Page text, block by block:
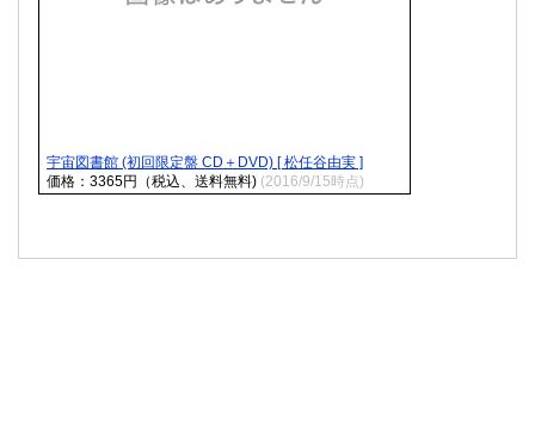
宇宙図書館 (初回限定盤 CD＋DVD) [ 松任谷由実 ]
価格：3365円（税込、送料無料) (2016/9/15時点)